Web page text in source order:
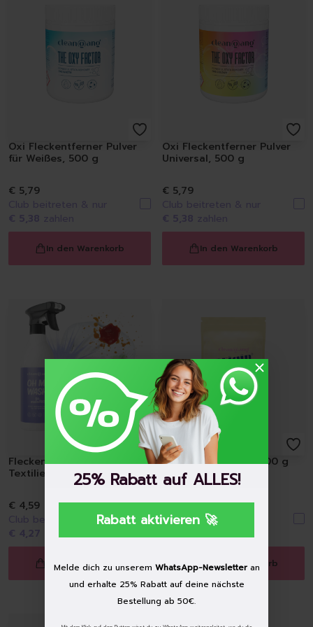
Geschirrtücher
Spülzubehör
Autopflege
Innenraum | Cockpit
Felgen | Reifen |
Auto Shampoo
Schuhpflege
Schuhbürsten
Schuhcreme
Schuhimprägnierung
Hygiene
Handseifen
Handschuhe
Müllbeutel | Eimer
Haushaltspapier
Tücher | Schwämme |
Mikrofaser-Tücher
Schwämme |
Feuchttücher
Bürsten
Oxi Fleckentferner Pulver
für Weißes, 500 g
€ 5,79
In den Warenkorb
Oxi Fleckentferner Pulver
Universal, 500 g
€ 5,79
In den Warenkorb
Fleckentferner-Spray für
Textilien
€ 4,59
Club beitreten & nur
zahlen
In den Warenkorb
Sauerstoffbleiche, 500 g
€ 5,79
Club beitreten & nur
€ 5,38zahlen
In den Warenkorb
25% Rabatt auf ALLES!
Rabatt aktivieren 🚀
Melde dich zu unserem WhatsApp-Newsletteran
und erhalte 25% Rabatt auf deine nächste
Bestellung ab 50€.